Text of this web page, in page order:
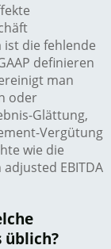
ist die fehlende
definieren
man
oder
Glättung,
Vergütung
wie die
EBITDA
üblich?